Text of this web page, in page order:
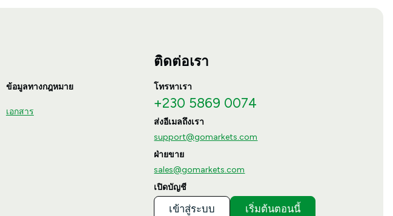
ข้อมูลทางกฎหมาย
เอกสาร
ติดต่อเรา
โทรหาเรา
+230 5869 0074
ส่งอีเมลถึงเรา
support@gomarkets.com
ฝ่ายขาย
sales@gomarkets.com
เปิดบัญชี
เข้าสู่ระบบ เริ่มต้นตอนนี้